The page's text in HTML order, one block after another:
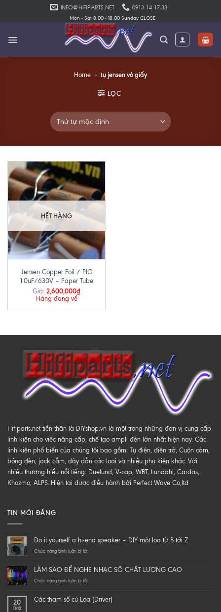
INFO@HIFIPARTS.NET 0913 14.17.33
Mon - Sat 8.00 - 18.00 Sunday CLOSE
Home » tụ jensen vỏ giấy
LỌC
HẾT HÀNG
Jensen Copper Foil / PIO
1.0uF/630V – Paper Tube
Giá: 2,600,000₫
Hàng đang về
Hifiparts.net tiền thân là DIYshop.vn là một trong những đơn vị cung cấp
linh kiện cho việc nâng cấp, chế tạo ampli đèn lớn nhất hiện nay. Các
linh kiện phổ biến của chúng tôi bao gồm: Tụ điện, điện trở, Cuộn cảm,
bóng đèn, jack cắm, dây dẫn các loại và nhiều phụ kiện khác..Với
nhiều thương hiểu nổi tiếng: Duelund, V-cap, WBT, Lundahl, Cardas,
Khozmo, ALPS..Hiện tại được điều hành bởi Perfect Wave Co,ltd
TIN MỚI ĐĂNG
Do it yourself a hi-end speaker – DIY một loa từ B tới Z
Chức năng bình luận bị tắtở
yourself
a
speaker
LÀM SAO ĐỂ NGHE NHẠC SỐ CHẤT LƯỢNG CAO
Chức năng bình luận bị tắtở
ĐỂ
20
Th12
Các tham số củ Loa (Driver)